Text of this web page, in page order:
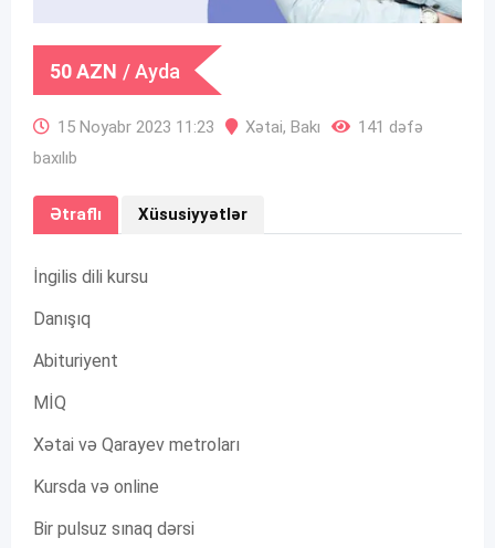
50AZN / Ayda
15 Noyabr 2023 11:23 Xətai, Bakı
141 dəfə
baxılıb
Ətraflı Xüsusiyyətlər
İngilis dili kursu
Danışıq
Abituriyent
MİQ
Xətai və Qarayev metroları
Kursda və online
Bir pulsuz sınaq dərsi